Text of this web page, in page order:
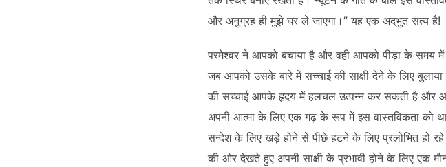
और अनुग्रह ही मुझे घर ले जाएगा।” यह एक अद्‌भुत सत्य है!
परमेश्वर ने आपको बचाया है और वही आपको पीड़ा के समय
जब आपको उसके बारे में सच्चाई की साक्षी देने के लिए
की सच्चाई आपके हृदय में हलचल उत्पन्न कर सकती है और
अपनी आत्मा के लिए एक गढ़ के रूप में इस वास्तविकता
सन्देश के लिए खड़े होने से पीछे हटने के लिए प्रलोभित हो
की ओर देखते हुए अपनी साक्षी के प्रभावी होने के लिए एक